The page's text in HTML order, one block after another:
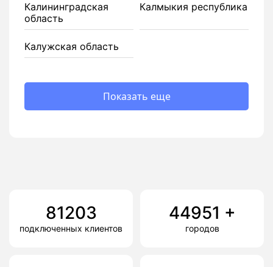
Калининградская
область
Калмыкия республика
Калужская область
Показать еще
81203
подключенных клиентов
44951 +
городов